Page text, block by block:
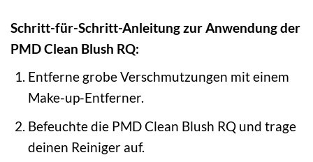
Schritt-für-Schritt-Anleitung zur Anwendung der
PMD Clean Blush RQ:
Entferne grobe Verschmutzungen mit einem
Make-up-Entferner.
Befeuchte die PMD Clean Blush RQ und trage
deinen Reiniger auf.